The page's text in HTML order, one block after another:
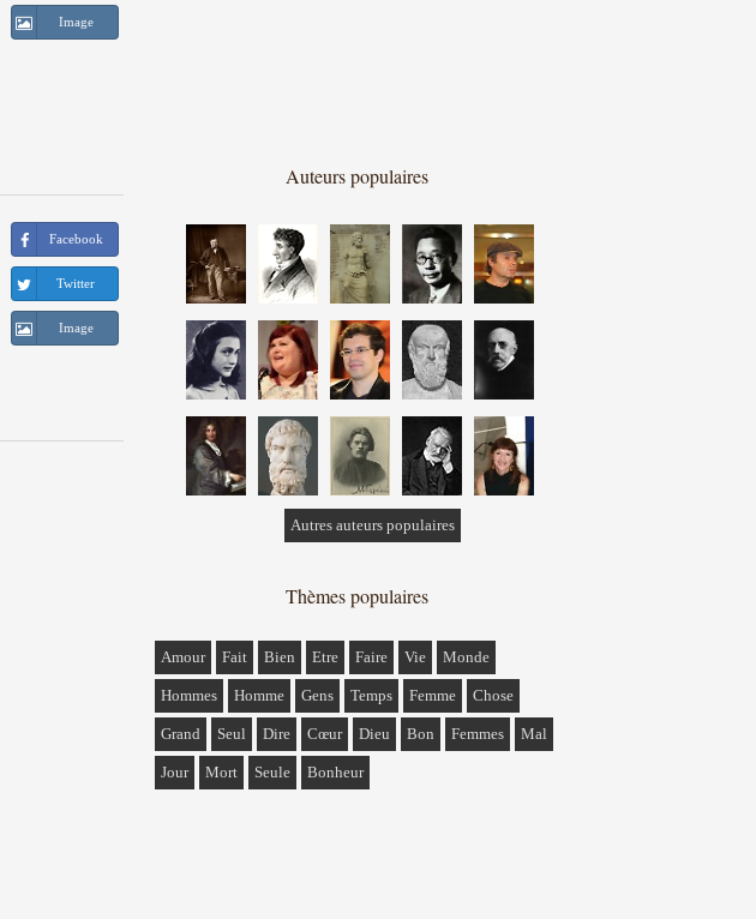
Image
Facebook
Twitter
Image
Auteurs populaires
Autres auteurs populaires
Thèmes populaires
Amour Fait Bien Etre Faire Vie Monde
Hommes Homme Gens Temps Femme Chose
Grand Seul Dire Cœur Dieu Bon Femmes Mal
Jour Mort Seule Bonheur